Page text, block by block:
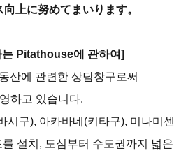
上に努めてまいります。
는 Pitathouse에 관하여]
산에 관련한 상담창구로써
하고 있습니다.
시구), 아카바네(키타구), 미나미센
설치, 도심부터 수도권까지 넓은